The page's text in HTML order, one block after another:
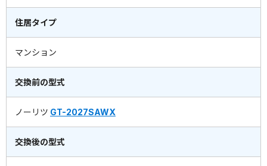
住居タイプ
マンション
交換前の型式
ノーリツ GT-2027SAWX
交換後の型式